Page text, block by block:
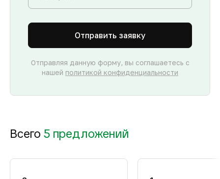
Отправить заявку
Отправляя данную форму, вы соглашаетесь с
нашей политикой конфиденциальности
Всего 5 предложений